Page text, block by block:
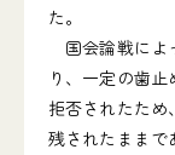
た。
国会論戦によ
り、一定の歯
拒否されたた
残されたままで